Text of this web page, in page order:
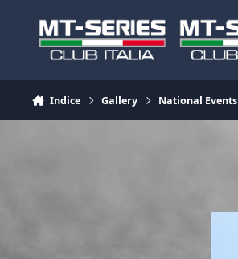
Indice Gallery National Events